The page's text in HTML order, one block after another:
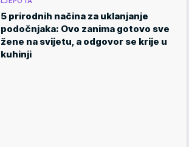
5 prirodnih načina za uklanjanje
podočnjaka: Ovo zanima gotovo sve
žene na svijetu, a odgovor se krije u
kuhinji